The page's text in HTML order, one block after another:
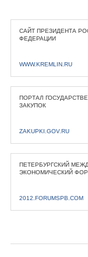
САЙТ ПРЕЗИДЕНТА
ФЕДЕРАЦИИ
WWW.KREMLIN.RU
ПОРТАЛ
ЗАКУПОК
ZAKUPKI.GOV.RU
ПЕТЕРБУРГСКИЙ
ЭКОНОМИЧЕСКИЙ
2012.FORUMSPB.COM